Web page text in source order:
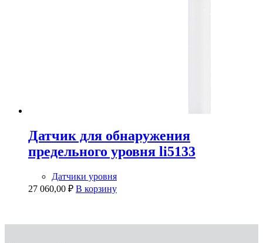
Датчик для обнаружения
предельного уровня li5133
Датчики уровня
27 060,00 ₽ В корзину